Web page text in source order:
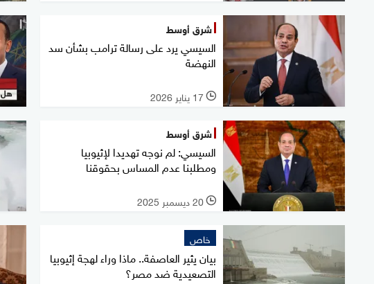
شرق أوسط
السيسي يرد على رسالة ترامب بشأن سد
النهضة
l 17 يناير 2026
شرق أوسط
السيسي: لم نوجه تهديدا لإثيوبيا
ومطلبنا عدم المساس بحقوقنا
l 20 ديسمبر 2025
خاص
بيان يثير العاصفة.. ماذا وراء لهجة إثيوبيا
التصعيدية ضد مصر؟